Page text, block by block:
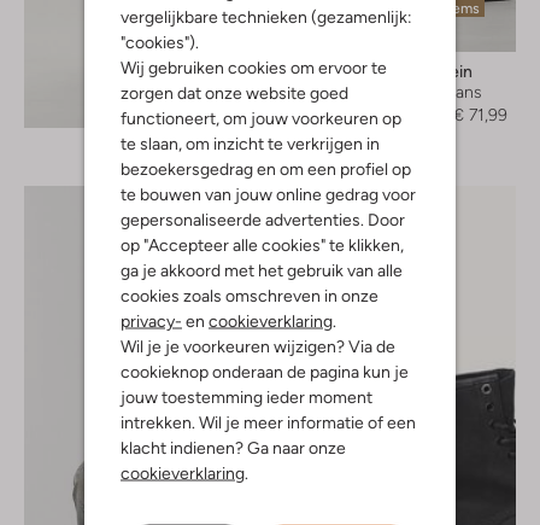
vergelijkbare technieken (gezamenlijk:
"cookies").
Wij gebruiken cookies om ervoor te
zorgen dat onze website goed
functioneert, om jouw voorkeuren op
te slaan, om inzicht te verkrijgen in
bezoekersgedrag en om een profiel op
te bouwen van jouw online gedrag voor
gepersonaliseerde advertenties. Door
op "Accepteer alle cookies" te klikken,
ga je akkoord met het gebruik van alle
cookies zoals omschreven in onze
privacy- en cookieverklaring.
Wil je je voorkeuren wijzigen? Via de
cookieknop onderaan de pagina kun je
jouw toestemming ieder moment
intrekken. Wil je meer informatie of een
klacht indienen? Ga naar onze
cookieverklaring.
Ontdek de look
Laatste items
Calvin Klein
Skinny jeans
€ 119,95
€ 71,99